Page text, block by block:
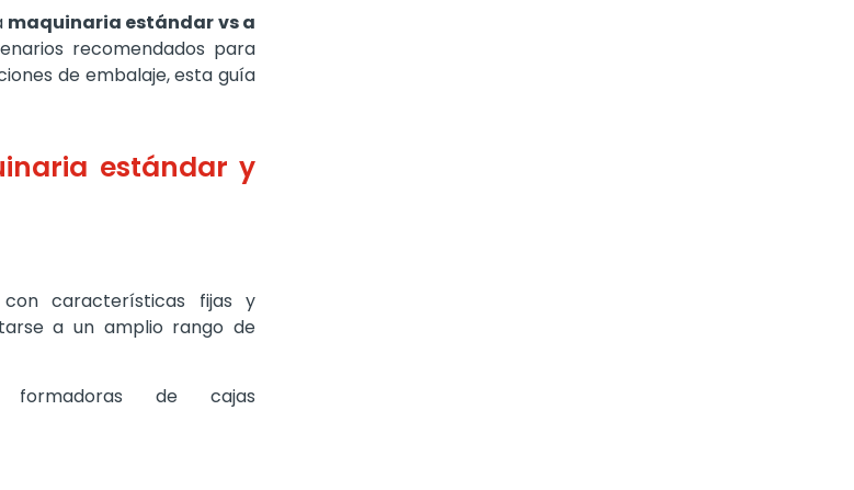
maquinaria estándar vs a
recomendados para
de embalaje, esta guía
estándar y
características fijas y
a un amplio rango de
formadoras de cajas